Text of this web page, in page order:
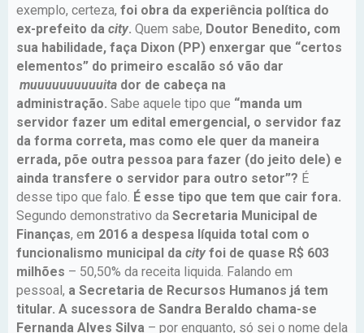
exemplo, certeza, foi obra da experiência política do
ex-prefeito da city. Quem sabe, Doutor Benedito, com
sua habilidade, faça Dixon (PP) enxergar que “certos
elementos” do primeiro escalão só vão dar
muuuuuuuuuuita dor de cabeça na
administração. Sabe aquele tipo que “manda um
servidor fazer um edital emergencial, o servidor faz
da forma correta, mas como ele quer da maneira
errada, põe outra pessoa para fazer (do jeito dele) e
ainda transfere o servidor para outro setor”? É
desse tipo que falo. É esse tipo que tem que cair fora.
Segundo demonstrativo da Secretaria Municipal de
Finanças, em 2016 a despesa líquida total com o
funcionalismo municipal da cityfoi de quase R$ 603
milhões – 50,50% da receita liquida. Falando em
pessoal, a Secretaria de Recursos Humanos já tem
titular. A sucessora de Sandra Beraldo chama-se
Fernanda Alves Silva – por enquanto, só sei o nome dela